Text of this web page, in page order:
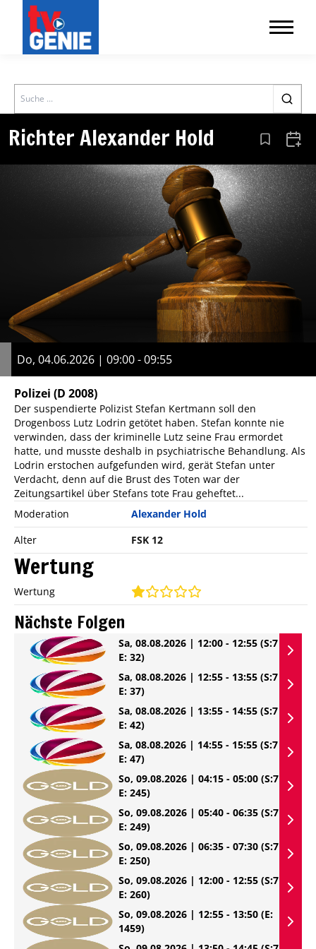
Search
Richter Alexander Hold Aus den
Do, 04.06.2026 | 09:00 - 09:55
Polizei (D 2008)
Der suspendierte Polizist Stefan Kertmann soll den
Drogenboss Lutz Lodrin getötet haben. Stefan konnte nie
verwinden, dass der kriminelle Lutz seine Frau ermordet
hatte, und musste deshalb in psychiatrische Behandlung. Als
Lodrin erstochen aufgefunden wird, gerät Stefan unter
Verdacht, denn auf die Brust des Toten war der
Zeitungsartikel über Stefans tote Frau geheftet...
Moderation
Alexander Hold
Alter
FSK 12
Wertung
Wertung
Nächste Folgen
Sa, 08.08.2026 | 12:00 - 12:55 (S:7
E: 32)
Sa, 08.08.2026 | 12:55 - 13:55 (S:7
E: 37)
Sa, 08.08.2026 | 13:55 - 14:55 (S:7
E: 42)
Sa, 08.08.2026 | 14:55 - 15:55 (S:7
E: 47)
So, 09.08.2026 | 04:15 - 05:00 (S:7
E: 245)
So, 09.08.2026 | 05:40 - 06:35 (S:7
E: 249)
So, 09.08.2026 | 06:35 - 07:30 (S:7
E: 250)
So, 09.08.2026 | 12:00 - 12:55 (S:7
E: 260)
So, 09.08.2026 | 12:55 - 13:50 (E:
1459)